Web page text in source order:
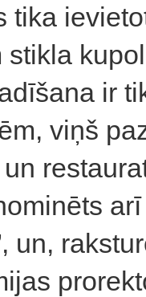
tika
stikla
ir
viņš
un,